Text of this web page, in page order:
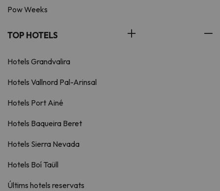
Pow Weeks
TOP HOTELS
Hotels Grandvalira
Hotels Vallnord Pal-Arinsal
Hotels Port Ainé
Hotels Baqueira Beret
Hotels Sierra Nevada
Hotels Boí Taüll
Últims hotels reservats